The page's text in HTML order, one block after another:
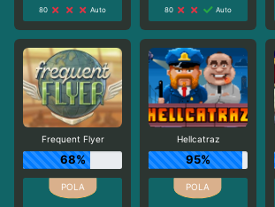
80
Auto
80
Auto
Frequent Flyer
68%
Hellcatraz
95%